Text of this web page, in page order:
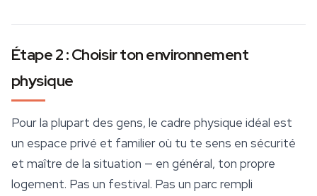
Étape 2 : Choisir ton environnement
physique
Pour la plupart des gens, le cadre physique idéal est
un espace privé et familier où tu te sens en sécurité
et maître de la situation — en général, ton propre
logement. Pas un festival. Pas un parc rempli